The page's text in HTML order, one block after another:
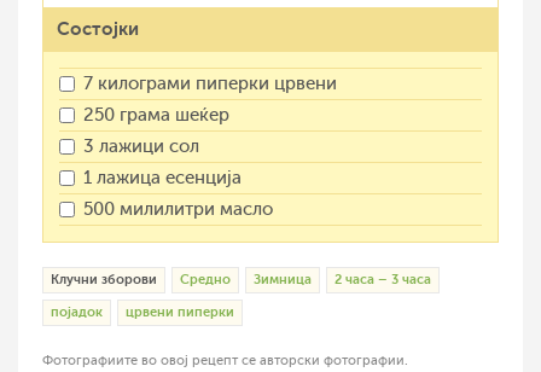
Состојки
7 килограми пиперки црвени
250 грама шеќер
3 лажици сол
1 лажица есенција
500 милилитри масло
Клучни зборови Средно Зимница 2 часа – 3 часа
појадок црвени пиперки
Фотографиите во овој рецепт се авторски фотографии.